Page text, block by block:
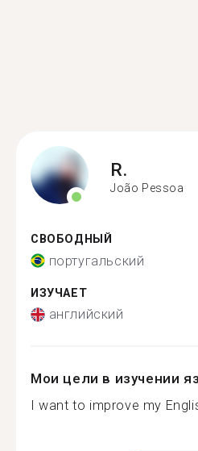
R.
João Pessoa
СВОБОДНЫЙ
португальский
ИЗУЧАЕТ
английский
Мои цели в изучении
I want to improve my